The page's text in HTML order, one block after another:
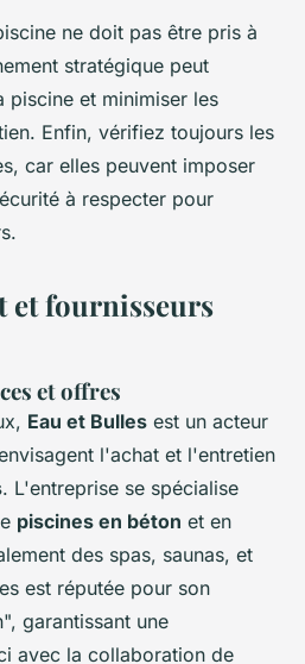
ne doit pas être pris à
stratégique peut
et minimiser les
Enfin, vérifiez toujours les
car elles peuvent imposer
à respecter pour
et fournisseurs
et offres
Eau et Bulles est un acteur
l'achat et l'entretien
. L'entreprise se spécialise
piscines en béton et en
des spas, saunas, et
est réputée pour son
garantissant une
avec la collaboration de